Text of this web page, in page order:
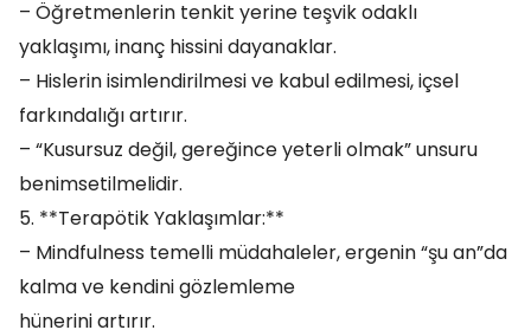
– Öğretmenlerin tenkit yerine teşvik odaklı
yaklaşımı, inanç hissini dayanaklar.
– Hislerin isimlendirilmesi ve kabul edilmesi, içsel
farkındalığı artırır.
– “Kusursuz değil, gereğince yeterli olmak” unsuru
benimsetilmelidir.
5. **Terapötik Yaklaşımlar:**
– Mindfulness temelli müdahaleler, ergenin “şu an”da
kalma ve kendini gözlemleme
hünerini artırır.